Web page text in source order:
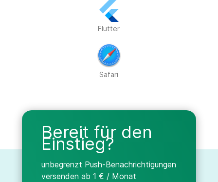
Bereit für den
Einstieg?
unbegrenzt Push-Benachrichtigungen
versenden ab 1 € / Monat